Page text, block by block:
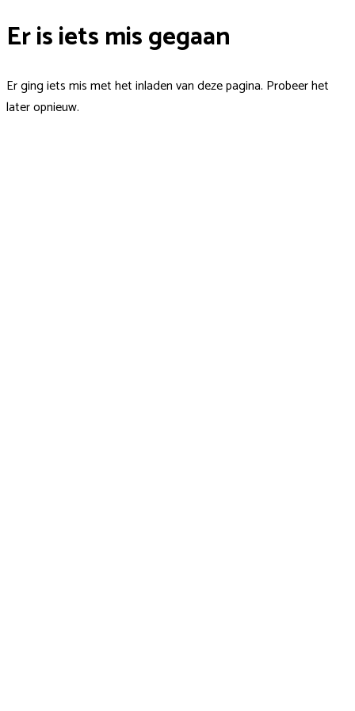
Er is iets mis gegaan
Er ging iets mis met het inladen van deze pagina. Probeer het
later opnieuw.